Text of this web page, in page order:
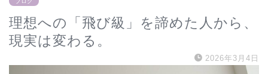
理想への「飛び級」を諦めた人から、
現実は変わる。
2026年3月4日